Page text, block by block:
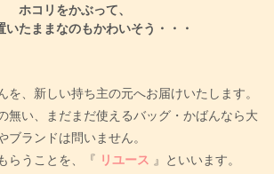
ホコリをかぶって、
いたままなのもかわいそう・・・
を、新しい持ち主の元へお届けいたします。
無い、まだまだ使えるバッグ・かばんなら大
ブランドは問いません。
らうことを、『 リユース 』といいます。